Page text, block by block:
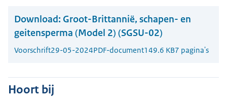
Download: Groot-Brittannië, schapen- en
geitensperma (Model 2) (SGSU-02)
Voorschrift29-05-2024PDF-document149.6 KB7 pagina's
Hoort bij